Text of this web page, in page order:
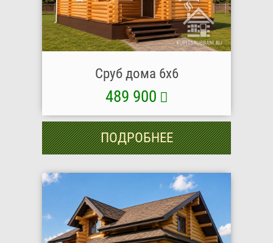
Сруб дома 6х6
489 900
ПОДРОБНЕЕ